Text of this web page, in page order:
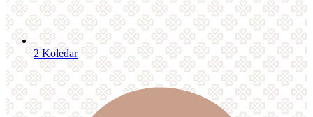
2 Koledar